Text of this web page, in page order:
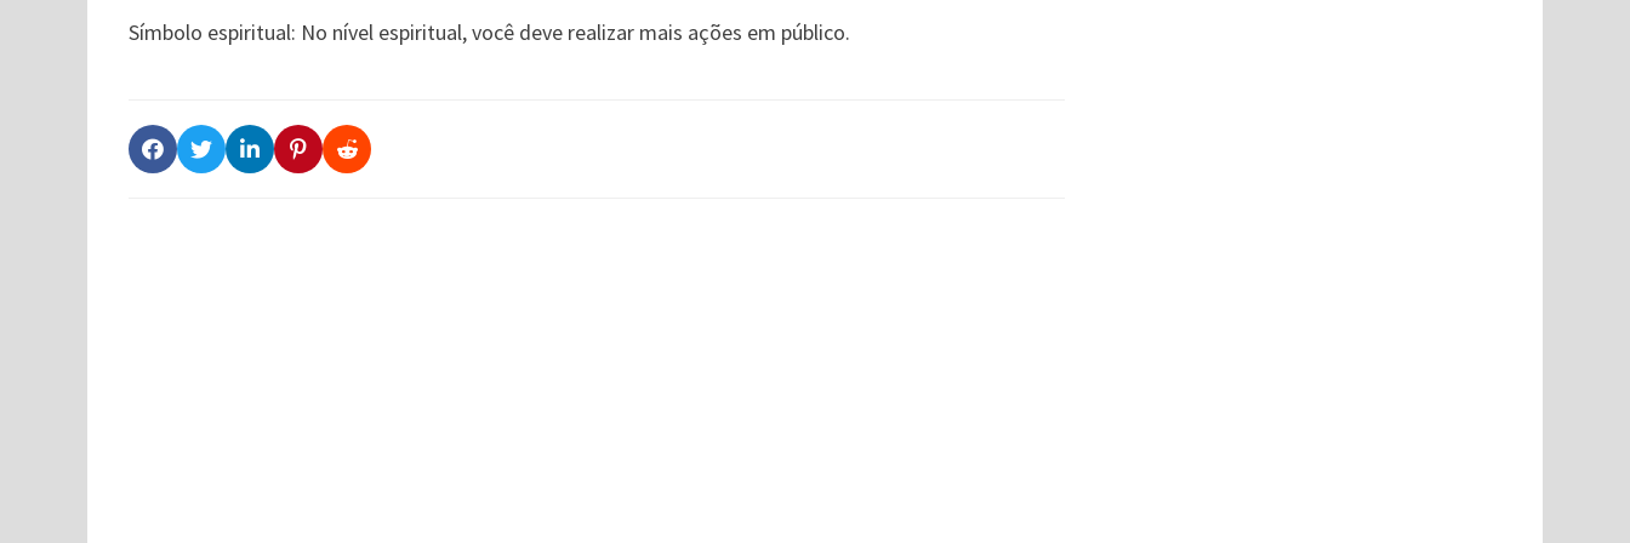
Símbolo espiritual: No nível espiritual, você deve realizar mais ações em público.